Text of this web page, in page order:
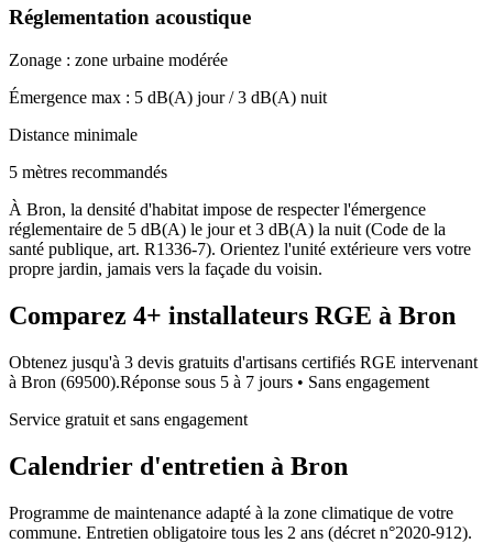
Réglementation acoustique
Zonage : zone urbaine modérée
Émergence max : 5 dB(A) jour /3 dB(A) nuit
Distance minimale
5 mètres recommandés
À Bron, la densité d'habitat impose de respecter l'émergence
réglementaire de 5 dB(A) le jour et 3 dB(A) la nuit (Code de la
santé publique, art. R1336-7). Orientez l'unité extérieure vers votre
propre jardin, jamais vers la façade du voisin.
Comparez 4+ installateurs RGE à Bron
Obtenez jusqu'à 3 devis gratuits d'artisans certifiés RGE intervenant
à Bron (69500).Réponse sous 5 à 7 jours • Sans engagement
Service gratuit et sans engagement
Calendrier d'entretien à Bron
Programme de maintenance adapté à la zone climatique de votre
commune. Entretien obligatoire tous les 2 ans (décret n°2020-912).